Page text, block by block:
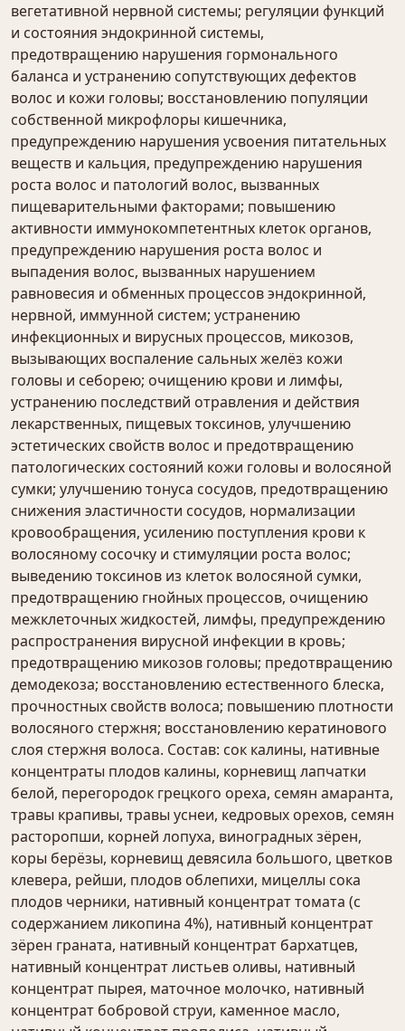
вегетативной нервной системы; регуляции функций
и состояния эндокринной системы,
предотвращению нарушения гормонального
баланса и устранению сопутствующих дефектов
волос и кожи головы; восстановлению популяции
собственной микрофлоры кишечника,
предупреждению нарушения усвоения питательных
веществ и кальция, предупреждению нарушения
роста волос и патологий волос, вызванных
пищеварительными факторами; повышению
активности иммунокомпетентных клеток органов,
предупреждению нарушения роста волос и
выпадения волос, вызванных нарушением
равновесия и обменных процессов эндокринной,
нервной, иммунной систем; устранению
инфекционных и вирусных процессов, микозов,
вызывающих воспаление сальных желёз кожи
головы и себорею; очищению крови и лимфы,
устранению последствий отравления и действия
лекарственных, пищевых токсинов, улучшению
эстетических свойств волос и предотвращению
патологических состояний кожи головы и волосяной
сумки; улучшению тонуса сосудов, предотвращению
снижения эластичности сосудов, нормализации
кровообращения, усилению поступления крови к
волосяному сосочку и стимуляции роста волос;
выведению токсинов из клеток волосяной сумки,
предотвращению гнойных процессов, очищению
межклеточных жидкостей, лимфы, предупреждению
распространения вирусной инфекции в кровь;
предотвращению микозов головы; предотвращению
демодекоза; восстановлению естественного блеска,
прочностных свойств волоса; повышению плотности
волосяного стержня; восстановлению кератинового
слоя стержня волоса. Состав: сок калины, нативные
концентраты плодов калины, корневищ лапчатки
белой, перегородок грецкого ореха, семян амаранта,
травы крапивы, травы уснеи, кедровых орехов, семян
расторопши, корней лопуха, виноградных зёрен,
коры берёзы, корневищ девясила большого, цветков
клевера, рейши, плодов облепихи, мицеллы сока
плодов черники, нативный концентрат томата (с
содержанием ликопина 4%), нативный концентрат
зёрен граната, нативный концентрат бархатцев,
нативный концентрат листьев оливы, нативный
концентрат пырея, маточное молочко, нативный
концентрат бобровой струи, каменное масло,